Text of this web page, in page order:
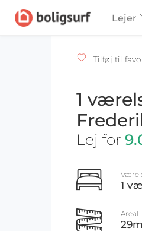
Lejer
Tilføj til
1
Lej for
1
Areal
29m